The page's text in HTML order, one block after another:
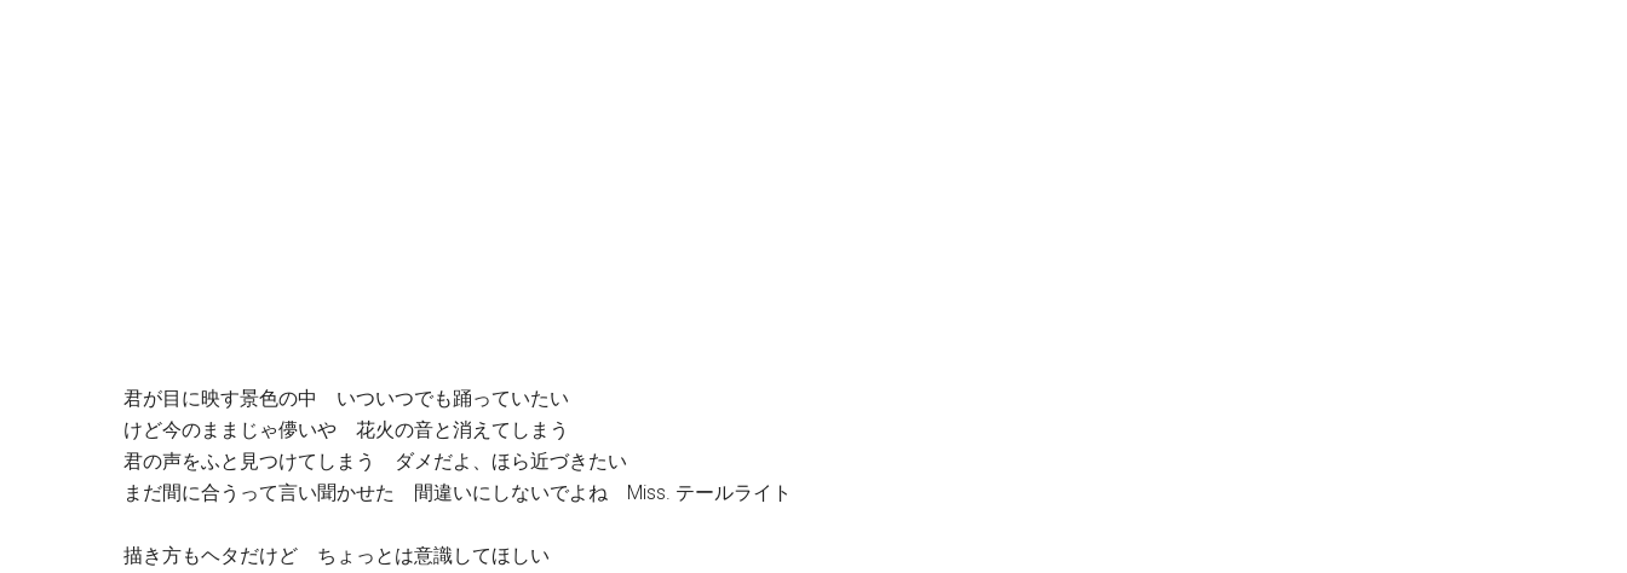
君が目に映す景色の中 いついつでも踊っていたい
けど今のままじゃ儚いや 花火の音と消えてしまう
君の声をふと見つけてしまう ダメだよ、ほら近づきたい
まだ間に合うって言い聞かせた 間違いにしないでよね Miss. テールライト
描き方もヘタだけど ちょっとは意識してほしい